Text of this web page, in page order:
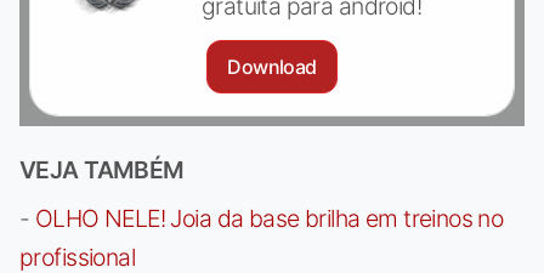
Download
VEJA TAMBÉM
- OLHO NELE! Joia da base brilha em treinos no
profissional